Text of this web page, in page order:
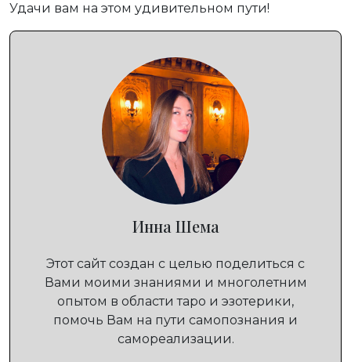
Удачи вам на этом удивительном пути!
Инна Шема
Этот сайт создан с целью поделиться с
Вами моими знаниями и многолетним
опытом в области таро и эзотерики,
помочь Вам на пути самопознания и
самореализации.